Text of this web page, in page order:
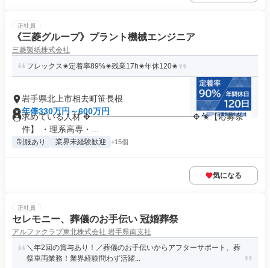
正社員
《三菱グループ》プラント機械エンジニア
三菱製紙株式会社
フレックス✬​​​定着率89%✬​残業17h✬年休120✬​
岩手県北上市相去町笹長根
年俸330万円～600万円
求めている人材 ✥─────────────────✥ ✬【応募条
件】 ・理系高専・...
制服あり 業界未経験歓迎 +15個
気になる
正社員
セレモニー、葬儀のお手伝い 冠婚葬祭
アルファクラブ東北株式会社 岩手県南支社
＼年2回の賞与あり！／葬儀のお手伝いからアフターサポート、葬
祭車両業務！業界経験問わず活躍...